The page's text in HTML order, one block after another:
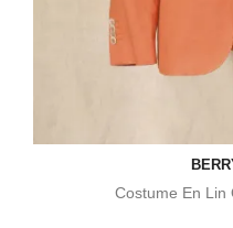
Costume En Lin